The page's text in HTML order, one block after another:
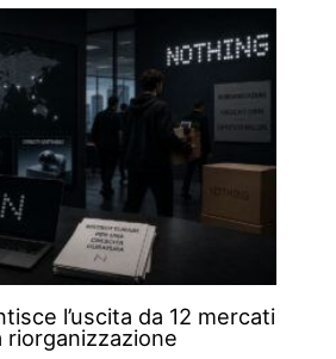
l’uscita da 12 mercati
riorganizzazione